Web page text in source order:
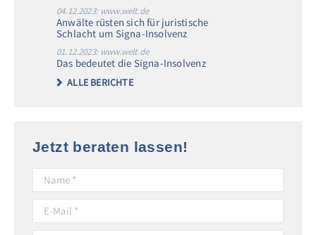
04.12.2023: www.welt.de
Anwälte rüsten sich für juristische
Schlacht um Signa-Insolvenz
01.12.2023: www.welt.de
Das bedeutet die Signa-Insolvenz
ALLE BERICHTE
Jetzt beraten lassen!